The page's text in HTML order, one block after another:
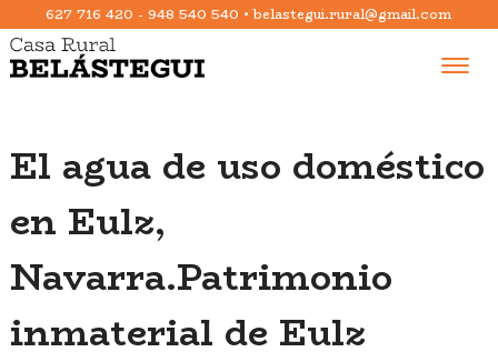
627 716 420 -948 540 540 •belastegui.rural@gmail.com
Toggle
El agua de uso doméstico
en Eulz,
Navarra.Patrimonio
inmaterial de Eulz